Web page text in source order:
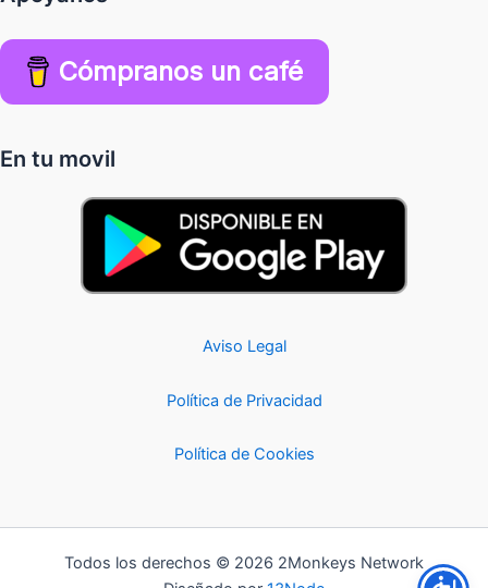
Cómpranos un café
En tu movil
Aviso Legal
Política de Privacidad
Política de Cookies
Todos los derechos © 2026 2Monkeys Network